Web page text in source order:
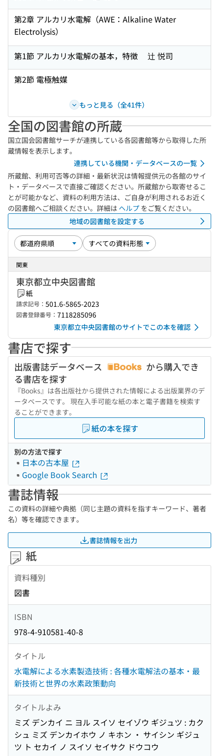
第2章 アルカリ水電解（AWE：Alkaline Water
Electrolysis）
第1節 アルカリ水電解の基本，特徴 辻 悦司
第2節 電極触媒
もっと見る（全41件）
全国の図書館の所蔵
国立国会図書館サーチが連携している各図書館等から取得した所
蔵情報を表示します。
連携している機関・データベースの一覧
所蔵館、利用可否等の詳細・最新状況は情報提供元の各館のサイ
ト・データベースで直接ご確認ください。所蔵館から取寄せるこ
とが可能かなど、資料の利用方法は、ご自身が利用されるお近く
の図書館へご相談ください。詳細は ヘルプ をご覧ください。
地域の図書館を設定する
関東
東京都立中央図書館
紙
請求記号： 501.6-5865-2023
図書登録番号： 7118285096
東京都立中央図書館のサイトでこの本を確認
書店で探す
出版書誌データベース
から購入でき
る書店を探す
『Books』は各出版社から提供された情報による出版業界のデ
ータベースです。 現在入手可能な紙の本と電子書籍を検索す
ることができます。
紙の本を探す
別の方法で探す
日本の古本屋
Google Book Search
書誌情報
この資料の詳細や典拠（同じ主題の資料を指すキーワード、著者
名）等を確認できます。
書誌情報を出力
紙
資料種別
図書
ISBN
978-4-910581-40-8
タイトル
水電解による水素製造技術 : 各種水電解法の基本・最
新技術と世界の水素政策動向
タイトルよみ
ミズ デンカイ ニ ヨル スイソ セイゾウ ギジュツ : カク
シュ ミズ デンカイホウ ノ キホン ・ サイシン ギジュ
ツ ト セカイ ノ スイソ セイサク ドウコウ